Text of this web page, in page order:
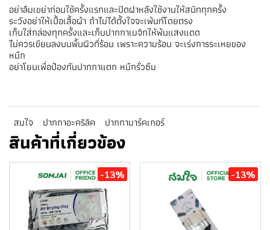
อย่าลืมเขย่าก่อนใช้ครั้งแรกและปิดฝาหลังใช้งานให้สนิททุกครั้ง
ระวังอย่าให้เปื้อเสื้อผ้า ถ้าไม่ได้ตั้งใจจะเพ้นท์โดยตรง
เก็บใส่กล่องทุกครั้งและเก็บปากกาเมจิกให้พ้นแสงแดด
ไม่ควรเขียนลงบนพื้นผิวที่ร้อน เพราะความร้อน จะเร่งการระเหยของ
หมึก
อย่าโยนเพื่อป้องกันปากกาแตก หมึกรั่วซึม
สมใจ ปากกาอะคริลิค ปากกามาร์คเกอร์
สินค้าที่เกี่ยวข้อง
-13% -13%